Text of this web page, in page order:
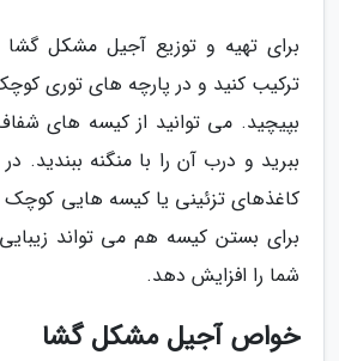
برای تهیه و توزیع آجیل مشکل گشا
ترکیب کنید و در پارچه های توری
بپیچید. می توانید از کیسه های
ببرید و درب آن را با منگنه ببندید. در
کاغذهای تزئینی یا کیسه هایی کوچک
برای بستن کیسه هم می تواند
شما را افزایش دهد.
خواص آجیل مشکل گشا